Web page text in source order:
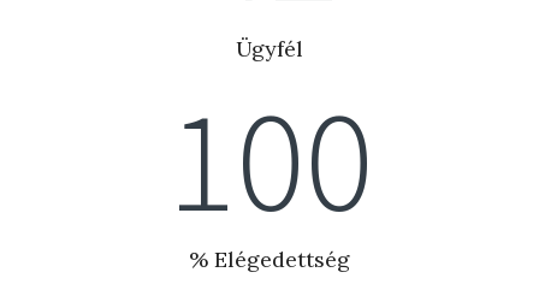
Ügyfél
100
% Elégedettség